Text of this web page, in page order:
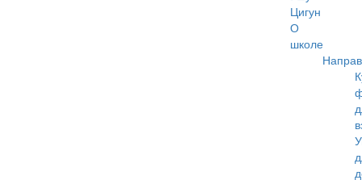
Цигун
О
школе